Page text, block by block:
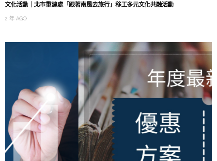
文化活動｜北市重建處「跟著南風去旅行」移工多元文化共融活動
2 年 AGO